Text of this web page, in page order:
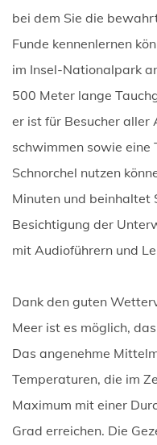
bei dem Sie die
Funde kennenlernen
im Insel-Nationalpark
500 Meter lange
er ist für Besucher
schwimmen sowie eine
Schnorchel nutzen
Minuten und beinhaltet
Besichtigung der
mit Audioführern und
Dank den guten
Meer ist es möglich,
Das angenehme
Temperaturen, die im
Maximum mit einer
Grad erreichen. Die